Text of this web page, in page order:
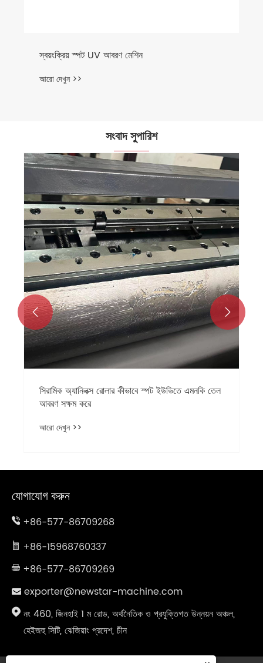
স্বয়ংক্রিয় স্পট UV আবরণ মেশিন
আরো দেখুন >>
সংবাদ সুপারিশ
সিরামিক অ্যানিলক্স রোলার কীভাবে স্পট ইউভিতে এমনকি তেল
আবরণ সক্ষম করে
আরো দেখুন >>
 
যোগাযোগ করুন
+86-577-86709268
+86-15968760337
+86-577-86709269
exporter@newstar-machine.com
নং 460, জিনহাই 1 ম রোড, অর্থনৈতিক ও প্রযুক্তিগত উন্নয়ন অঞ্চল,
হেইজহু সিটি, ঝেজিয়াং প্রদেশ, চীন